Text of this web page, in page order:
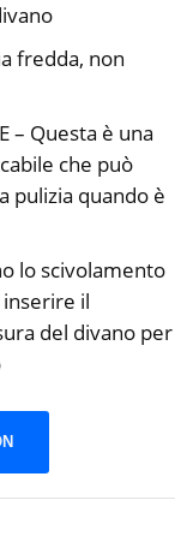
fredda, non
– Questa è una
che può
pulizia quando è
lo scivolamento
il
del divano per